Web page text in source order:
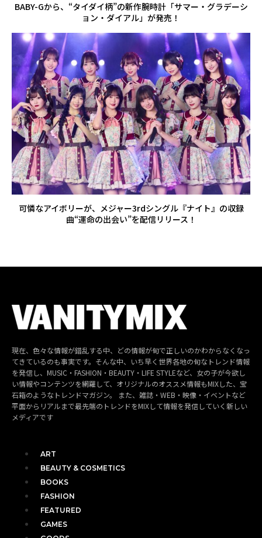
BABY-Gから、“タイダイ柄”の新作腕時計「サマー・グラデーシ
ョン・ダイアル」が発売！
可憐なアイボリーが、メジャー3rdシングル『ナイト』の収録
曲“運命の出会い”を配信リリース！
現在、色々な情報が錯乱する中、どの情報が旬で正しいのかわからなくなっ
てきているのも事実です。そんな中、いち早く世界各地の旬なトレンド情報
を発信し、MUSIC・FASHION・BEAUTY・LIFE STYLEなど、女の子が今欲し
い情報やコンテンツを網羅して、オリジナルのオススメ情報もMIXした、宝
石箱のようなトレンドマガジン。 また、雑誌・WEB・映像・イベントなど
平面からリアルまで最先端のトレンドをMIXして情報を発信していく新しい
メディアです
ART
BEAUTY & COSMETICS
BOOKS
FASHION
FEATURED
GAMES